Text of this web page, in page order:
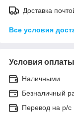
Доставка
Все условия
Условия оплаты
Наличными
Безналичный
Перевод на р/с